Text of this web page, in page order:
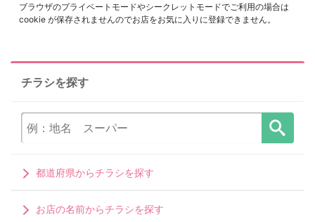
ブラウザのプライベートモードやシークレットモードでご利用の場合は
cookie が保存されませんのでお店をお気に入りに登録できません。
チラシを探す
都道府県からチラシを探す
お店の名前からチラシを探す